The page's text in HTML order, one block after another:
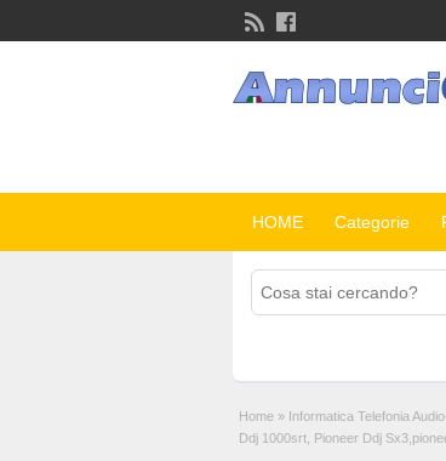
HOME Categorie
Home » Informatica Telefonia
Ddj 1000srt, Pioneer Ddj